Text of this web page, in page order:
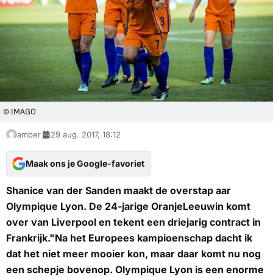
© IMAGO
amber 29 aug. 2017, 18:12
Maak ons je Google-favoriet
Shanice van der Sanden maakt de overstap aar
Olympique Lyon. De 24-jarige OranjeLeeuwin komt
over van Liverpool en tekent een driejarig contract in
Frankrijk."Na het Europees kampioenschap dacht ik
dat het niet meer mooier kon, maar daar komt nu nog
een schepje bovenop. Olympique Lyon is een enorme